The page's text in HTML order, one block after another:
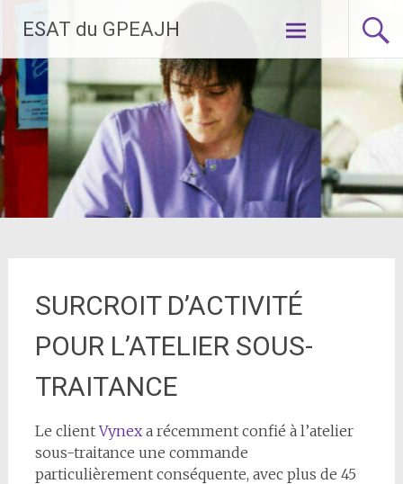
contenu
principal
ESAT du GPEAJH
SURCROIT D’ACTIVITÉ
POUR L’ATELIER SOUS-
TRAITANCE
Le clientVynexa récemment confié à l’atelier
sous-traitance une commande
particulièrement conséquente, avec plus de 45